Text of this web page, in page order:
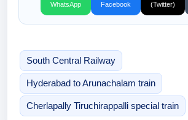
WhatsApp Facebook (Twitter)
South Central Railway
Hyderabad to Arunachalam train
Cherlapally Tiruchirappalli special train